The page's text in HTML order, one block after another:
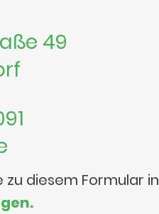
49
diesem Formular